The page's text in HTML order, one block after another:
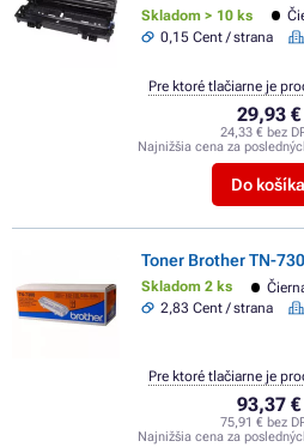
Skladom > 10 ks
0,15 Cent / strana
29,93 €
24,33 € bez
Najnižšia cena za
Do košíka
Pre ktoré tlačiarne je
Toner Brother TN-
Skladom 2 ks
2,83 Cent / strana
93,37 €
75,91 € bez
Najnižšia cena za
Pre ktoré tlačiarne je